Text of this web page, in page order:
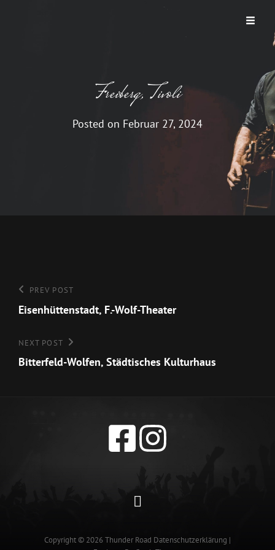
Freiberg, Tivoli
Posted on Februar 27, 2024
Beitragsnavigation
Previous
Post
PREV POST
Eisenhüttenstadt, F.-Wolf-Theater
Next
Post
NEXT POST
Bitterfeld-Wolfen, Städtisches Kulturhaus
Copyright © 2026Thunder Road Datenschutzerklärung |